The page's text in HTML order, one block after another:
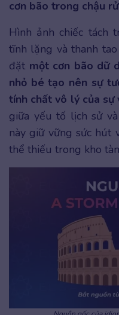
cơn bão trong chậu
Hình ảnh chiếc tách
tĩnh lặng và thanh
đặt một cơn bão dữ
nhỏ bé tạo nên sự
tính chất vô lý của sự
giữa yếu tố lịch sử
này giữ vững sức hút
thể thiếu trong kho